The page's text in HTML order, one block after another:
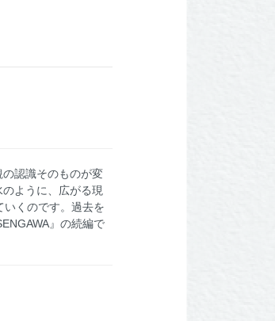
認識そのものが変
ように、広がる現
くのです。過去を
』の続編で